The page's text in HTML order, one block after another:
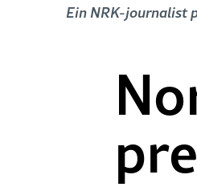
Ein NRK-journalist